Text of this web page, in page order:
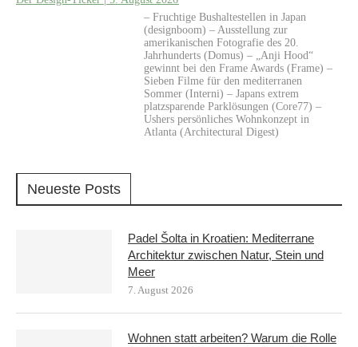
– Fruchtige Bushaltestellen in Japan
(designboom) – Ausstellung zur
amerikanischen Fotografie des 20.
Jahrhunderts (Domus) – „Anji Hood“
gewinnt bei den Frame Awards (Frame) –
Sieben Filme für den mediterranen
Sommer (Interni) – Japans extrem
platzsparende Parklösungen (Core77) –
Ushers persönliches Wohnkonzept in
Atlanta (Architectural Digest)
Neueste Posts
Padel Šolta in Kroatien: Mediterrane
Architektur zwischen Natur, Stein und
Meer
7. August 2026
Wohnen statt arbeiten? Warum die Rolle